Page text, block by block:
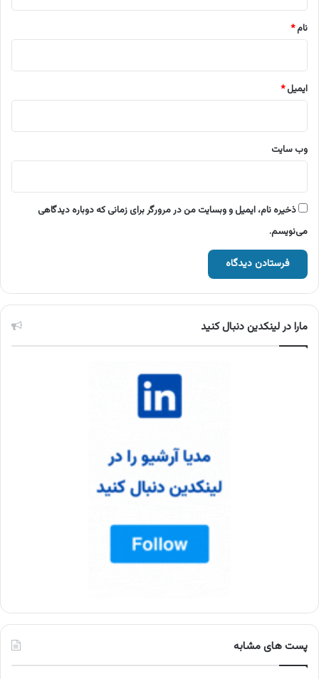
نام*
ایمیل*
وب‌ سایت
ذخیره نام، ایمیل و وبسایت من در مرورگر برای زمانی که دوباره دیدگاهی
می‌نویسم.
مارا در لینکدین دنبال کنید
پست های مشابه